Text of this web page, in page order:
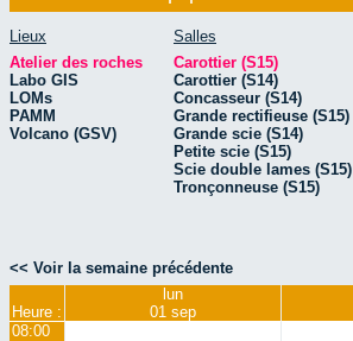
Lieux
Atelier des roches
Labo GIS
LOMs
PAMM
Volcano (GSV)
Salles
Carottier (S15)
Carottier (S14)
Concasseur (S14)
Grande rectifieuse (S15)
Grande scie (S14)
Petite scie (S15)
Scie double lames (S15)
Tronçonneuse (S15)
<< Voir la semaine précédente
Heure :
lun
01 sep
08:00